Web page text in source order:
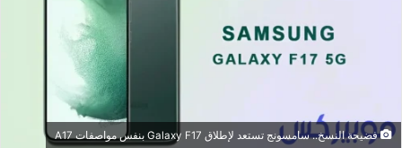
فضيحة النسخ.. سامسونج تستعد لإطلاق Galaxy F17 بنفس مواصفات A17